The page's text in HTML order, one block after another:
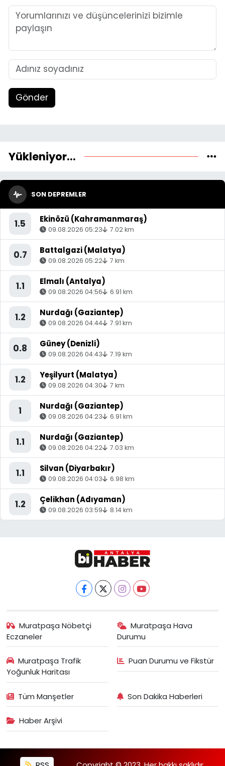
Gönder
Yükleniyor...
SON DEPREMLER
1.5 Ekinözü (Kahramanmaraş)
09.08.2026 05:23 7.02 km
0.7 Battalgazi (Malatya)
09.08.2026 05:22 7 km
1.1 Elmalı (Antalya)
09.08.2026 04:56 6.91 km
1.2 Nurdağı (Gaziantep)
09.08.2026 04:44 7.91 km
0.8 Güney (Denizli)
09.08.2026 04:43 7.19 km
1.2 Yeşilyurt (Malatya)
09.08.2026 04:30 7 km
1 Nurdağı (Gaziantep)
09.08.2026 04:23 6.91 km
1.1 Nurdağı (Gaziantep)
09.08.2026 04:22 7.03 km
1.1 Silvan (Diyarbakır)
09.08.2026 04:03 6.98 km
1.2 Çelikhan (Adıyaman)
09.08.2026 03:59 8.14 km
Muratpaşa Nöbetçi
Eczaneler
Muratpaşa Hava
Durumu
Muratpaşa Trafik
Yoğunluk Haritası
Puan Durumu ve Fikstür
Tüm Manşetler Son Dakika Haberleri
Haber Arşivi